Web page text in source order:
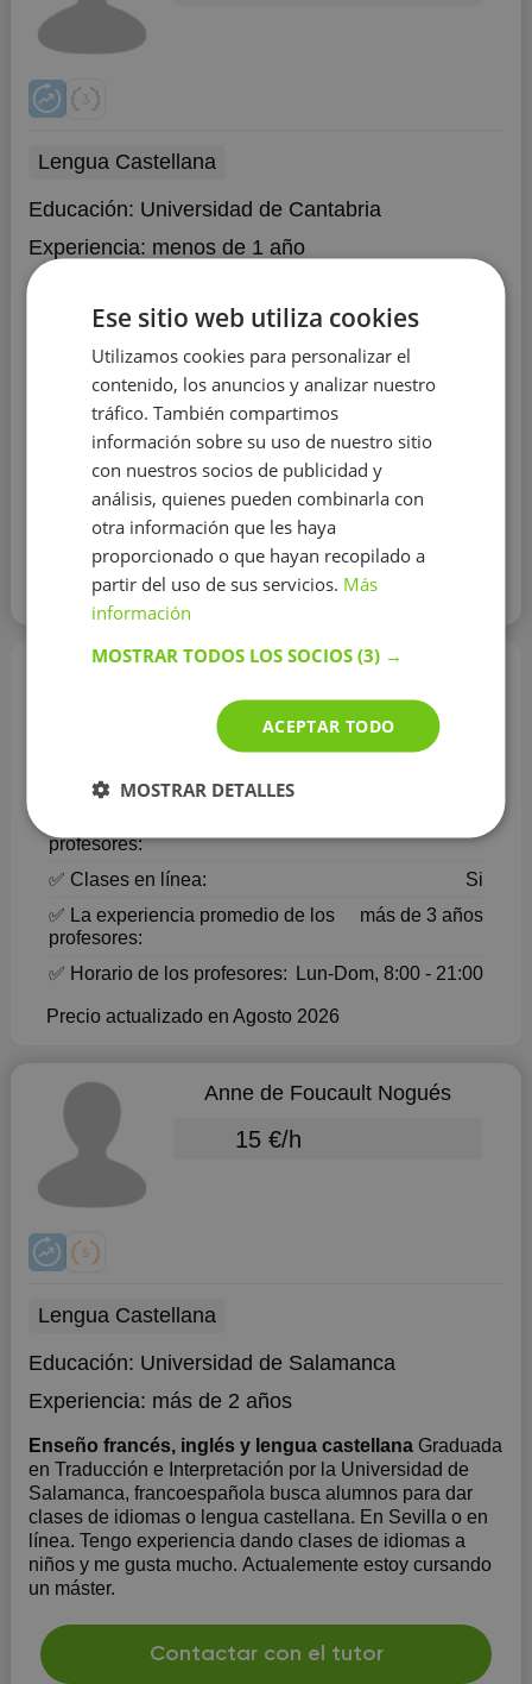
Lengua Castellana
Educación: Universidad de Cantabria
Experiencia: menos de 1 año
Estudiante especializado en derecho penal Estudios
universitario, especialista en ofimática y excel,
derecho penal (Perú y España) Estudios universitario,
especialista en ofimática y excel, diplomados en
derecho. Clara experiencia en el castellano y
experiencia en enseñanza particular para mejor
rendimiento académico. Ofrezco mis conocimientos
para sumar a tu aprendizaje.
Mostrar más
Contactar con el tutor
Leer más
Santander - información principal
✅ Número de profesores:
✅ Precio promedio*:
profesores:
✅ Clases en línea:
Si
✅ La experiencia promedio de los
profesores:
más de 3 años
✅ Horario de los profesores: Lun-Dom, 8:00 - 21:00
Precio actualizado en Agosto 2026
Anne de Foucault Nogués
15 €/h
Lengua Castellana
Educación: Universidad de Salamanca
Experiencia: más de 2 años
Enseño francés, inglés y lengua castellana Graduada
en Traducción e Interpretación por la Universidad de
Salamanca, francoespañola busca alumnos para dar
clases de idiomas o lengua castellana. En Sevilla o en
línea. Tengo experiencia dando clases de idiomas a
niños y me gusta mucho. Actualemente estoy cursando
un máster.
Contactar con el tutor
Ese sitio web utiliza cookies
Utilizamos cookies para personalizar el
contenido, los anuncios y analizar nuestro
tráfico. También compartimos
información sobre su uso de nuestro sitio
con nuestros socios de publicidad y
análisis, quienes pueden combinarla con
otra información que les haya
proporcionado o que hayan recopilado a
partir del uso de sus servicios. Más
información
MOSTRAR TODOS LOS SOCIOS(3) →
ACEPTAR TODO
MOSTRAR DETALLES